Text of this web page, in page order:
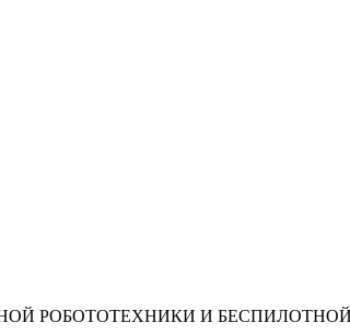
РОБОТОТЕХНИКИ И